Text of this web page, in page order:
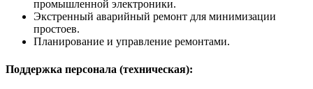
промышленной электроники.
Экстренный аварийный ремонт для минимизации
простоев.
Планирование и управление ремонтами.
Поддержка персонала (техническая):